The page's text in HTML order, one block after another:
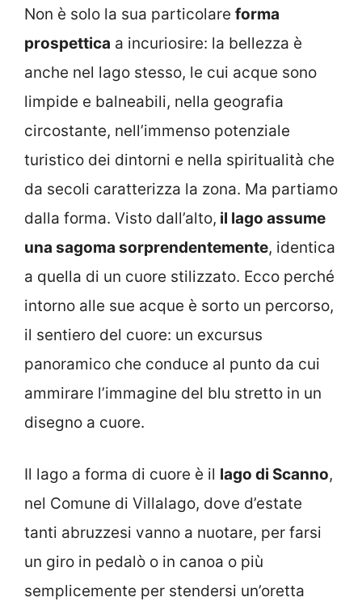
Non è solo la sua particolare forma
prospettica a incuriosire: la bellezza è
anche nel lago stesso, le cui acque sono
limpide e balneabili, nella geografia
circostante, nell’immenso potenziale
turistico dei dintorni e nella spiritualità che
da secoli caratterizza la zona. Ma partiamo
dalla forma. Visto dall’alto, il lago assume
una sagoma sorprendentemente, identica
a quella di un cuore stilizzato. Ecco perché
intorno alle sue acque è sorto un percorso,
il sentiero del cuore: un excursus
panoramico che conduce al punto da cui
ammirare l’immagine del blu stretto in un
disegno a cuore.
Il lago a forma di cuore è il lago di Scanno,
nel Comune di Villalago, dove d’estate
tanti abruzzesi vanno a nuotare, per farsi
un giro in pedalò o in canoa o più
semplicemente per stendersi un’oretta